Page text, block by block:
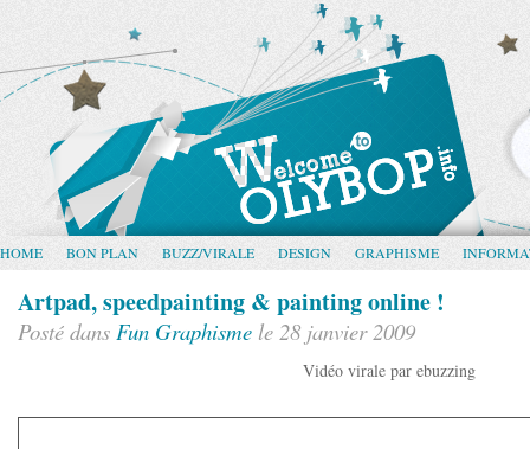
HOME BON PLAN BUZZ/VIRALE DESIGN GRAPHISME
Artpad, speedpainting & painting online !
Posté dans Fun Graphisme le 28 janvier 2009
Vidéo virale par ebuzzing